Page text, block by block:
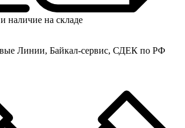
наличие на складе
Линии, Байкал-сервис, СДЕК по РФ